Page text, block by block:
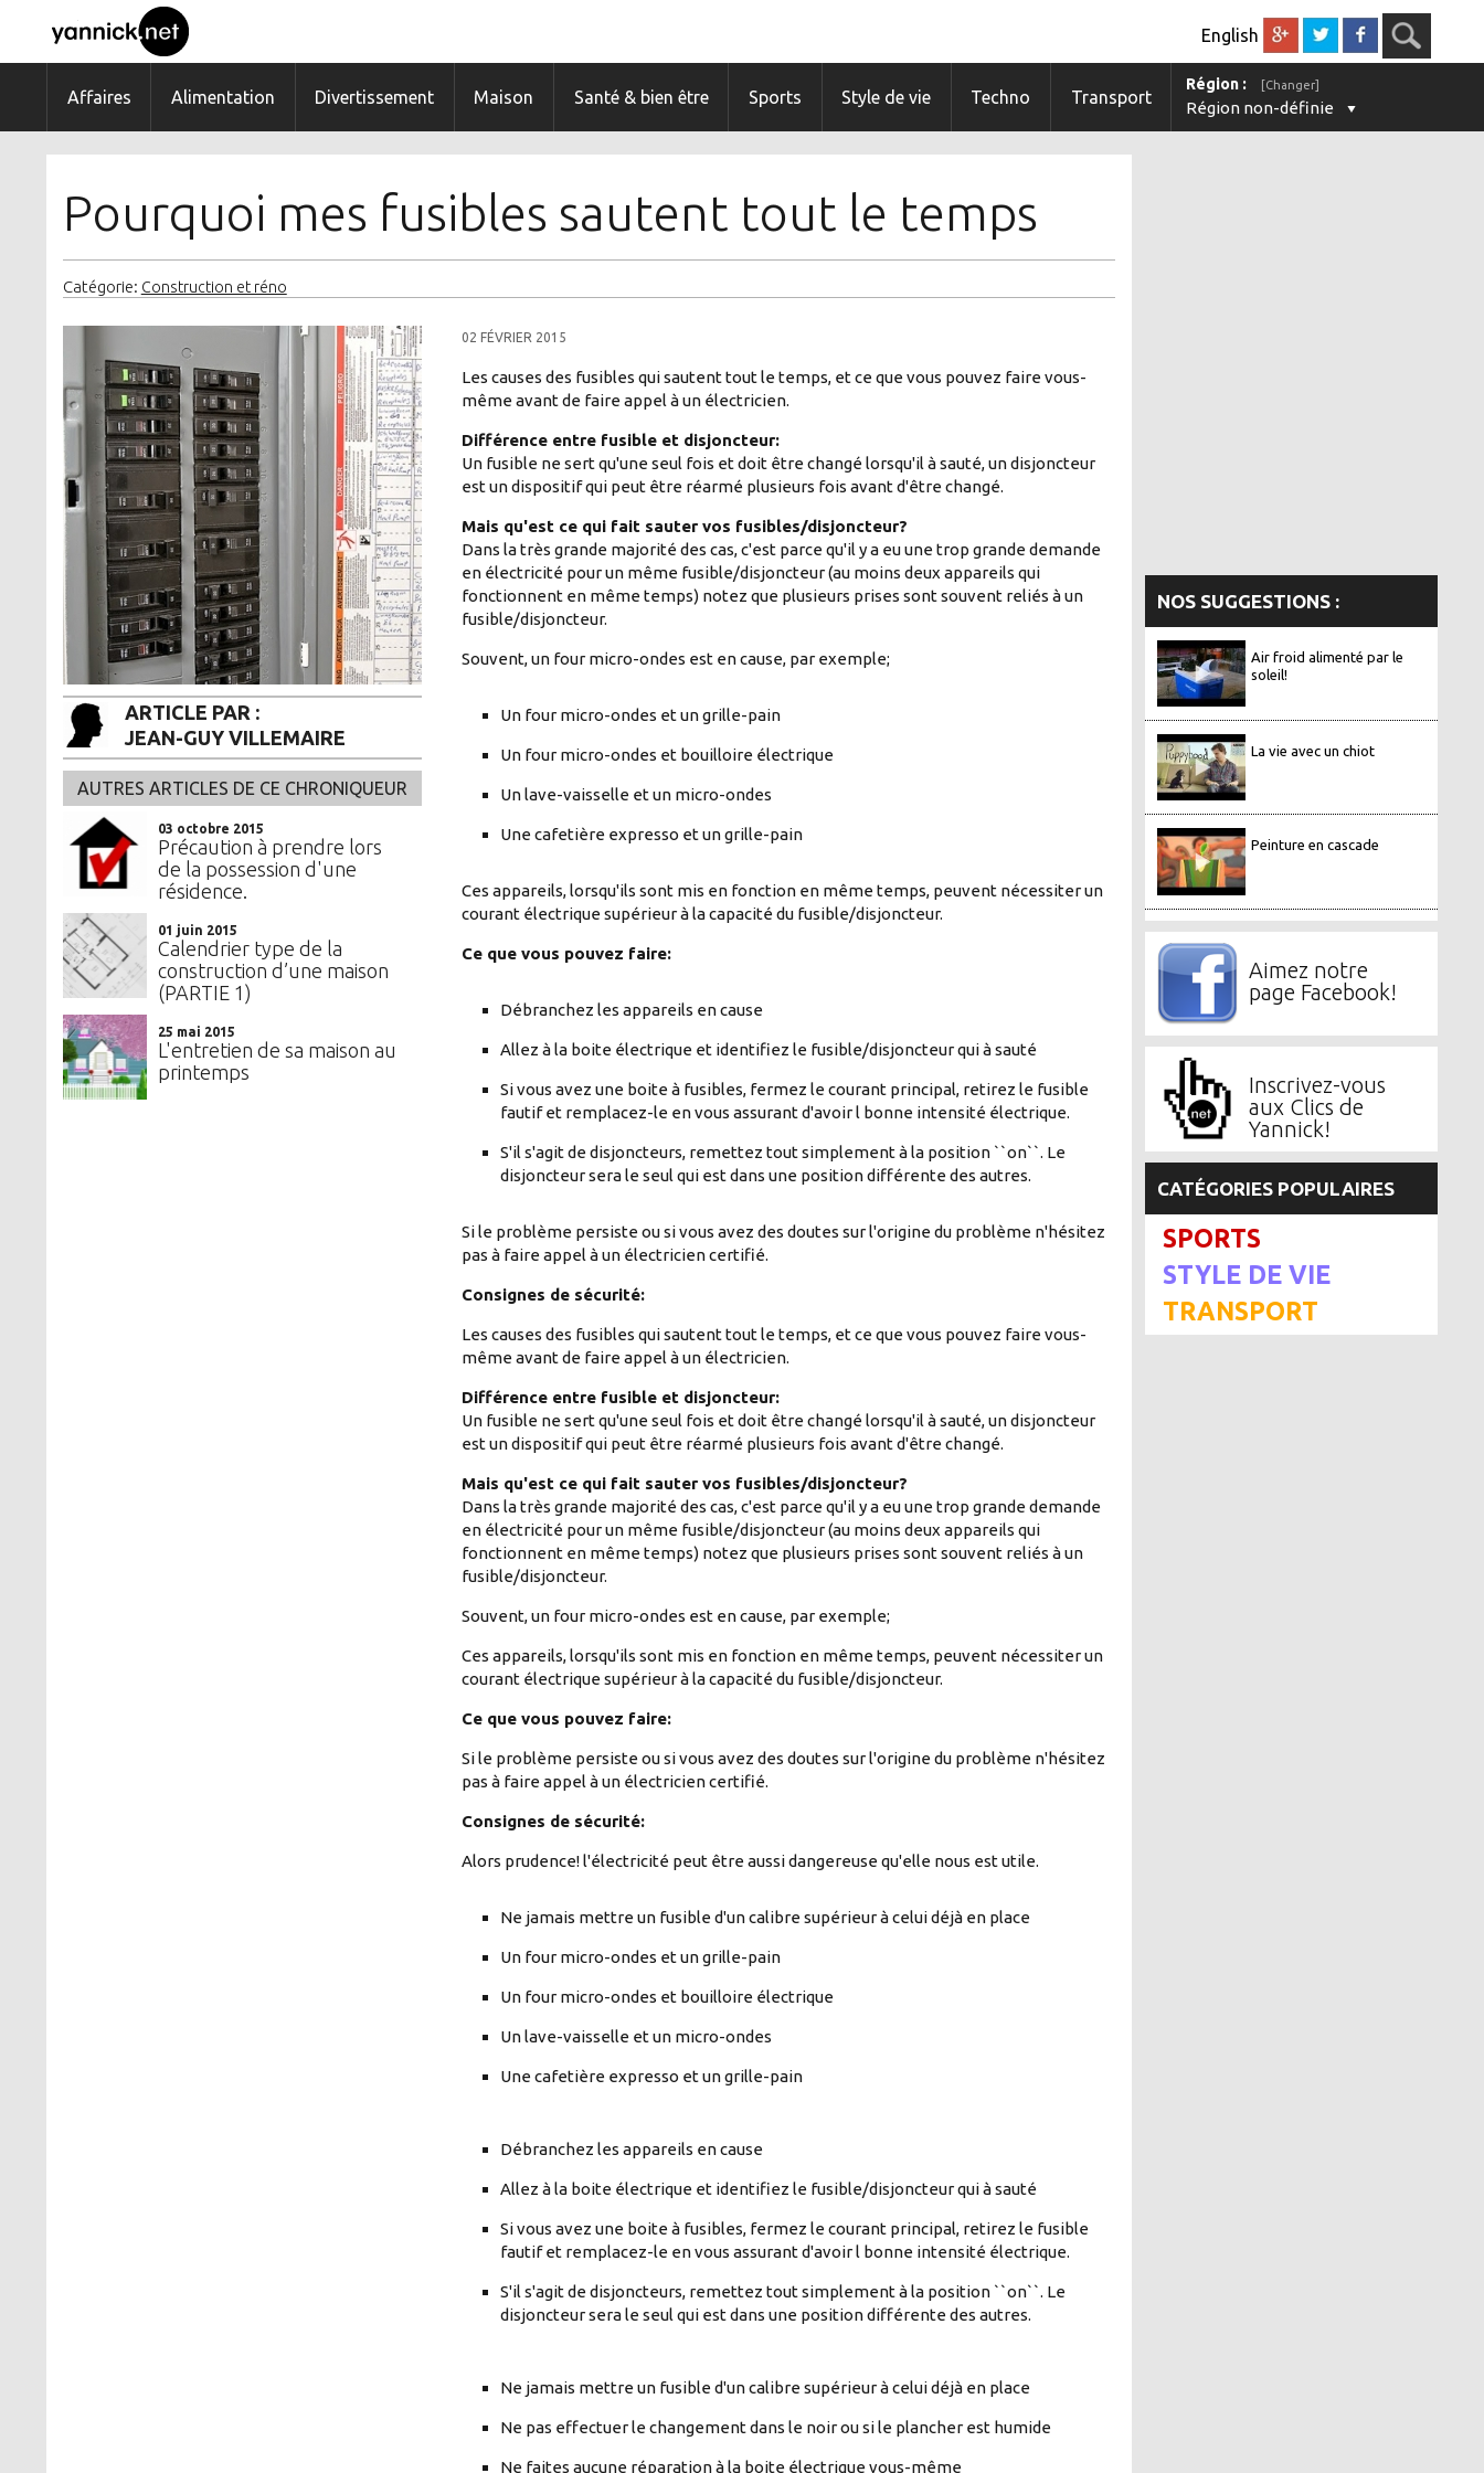
English
Affaires Alimentation Divertissement Maison Santé & bien être Sports Style de vie Techno Transport
Région : [Changer]
Région non-définie
Pourquoi mes fusibles sautent tout le temps
Catégorie: Construction et réno
ARTICLE PAR :
JEAN-GUY VILLEMAIRE
AUTRES ARTICLES DE CE CHRONIQUEUR
03 octobre 2015
Précaution à prendre lors
de la possession d'une
résidence.
01 juin 2015
Calendrier type de la
construction d’une maison
(PARTIE 1)
25 mai 2015
L'entretien de sa maison au
printemps
02 FÉVRIER 2015
Les causes des fusibles qui sautent tout le temps, et ce que vous pouvez faire vous-
même avant de faire appel à un électricien.
Différence entre fusible et disjoncteur:
Un fusible ne sert qu'une seul fois et doit être changé lorsqu'il à sauté, un disjoncteur
est un dispositif qui peut être réarmé plusieurs fois avant d'être changé.
Mais qu'est ce qui fait sauter vos fusibles/disjoncteur?
Dans la très grande majorité des cas, c'est parce qu'il y a eu une trop grande demande
en électricité pour un même fusible/disjoncteur (au moins deux appareils qui
fonctionnent en même temps) notez que plusieurs prises sont souvent reliés à un
fusible/disjoncteur.
Souvent, un four micro-ondes est en cause, par exemple;
Un four micro-ondes et un grille-pain
Un four micro-ondes et bouilloire électrique
Un lave-vaisselle et un micro-ondes
Une cafetière expresso et un grille-pain
Ces appareils, lorsqu'ils sont mis en fonction en même temps, peuvent nécessiter un
courant électrique supérieur à la capacité du fusible/disjoncteur.
Ce que vous pouvez faire:
Débranchez les appareils en cause
Allez à la boite électrique et identifiez le fusible/disjoncteur qui à sauté
Si vous avez une boite à fusibles, fermez le courant principal, retirez le fusible
fautif et remplacez-le en vous assurant d'avoir l bonne intensité électrique.
S'il s'agit de disjoncteurs, remettez tout simplement à la position ``on``. Le
disjoncteur sera le seul qui est dans une position différente des autres.
Si le problème persiste ou si vous avez des doutes sur l'origine du problème n'hésitez
pas à faire appel à un électricien certifié.
Consignes de sécurité:
Les causes des fusibles qui sautent tout le temps, et ce que vous pouvez faire vous-
même avant de faire appel à un électricien.
Différence entre fusible et disjoncteur:
Un fusible ne sert qu'une seul fois et doit être changé lorsqu'il à sauté, un disjoncteur
est un dispositif qui peut être réarmé plusieurs fois avant d'être changé.
Mais qu'est ce qui fait sauter vos fusibles/disjoncteur?
Dans la très grande majorité des cas, c'est parce qu'il y a eu une trop grande demande
en électricité pour un même fusible/disjoncteur (au moins deux appareils qui
fonctionnent en même temps) notez que plusieurs prises sont souvent reliés à un
fusible/disjoncteur.
Souvent, un four micro-ondes est en cause, par exemple;
Ces appareils, lorsqu'ils sont mis en fonction en même temps, peuvent nécessiter un
courant électrique supérieur à la capacité du fusible/disjoncteur.
Ce que vous pouvez faire:
Si le problème persiste ou si vous avez des doutes sur l'origine du problème n'hésitez
pas à faire appel à un électricien certifié.
Consignes de sécurité:
Alors prudence! l'électricité peut être aussi dangereuse qu'elle nous est utile.
Ne jamais mettre un fusible d'un calibre supérieur à celui déjà en place
Un four micro-ondes et un grille-pain
Un four micro-ondes et bouilloire électrique
Un lave-vaisselle et un micro-ondes
Une cafetière expresso et un grille-pain
Débranchez les appareils en cause
Allez à la boite électrique et identifiez le fusible/disjoncteur qui à sauté
Si vous avez une boite à fusibles, fermez le courant principal, retirez le fusible
fautif et remplacez-le en vous assurant d'avoir l bonne intensité électrique.
S'il s'agit de disjoncteurs, remettez tout simplement à la position ``on``. Le
disjoncteur sera le seul qui est dans une position différente des autres.
Ne jamais mettre un fusible d'un calibre supérieur à celui déjà en place
Ne pas effectuer le changement dans le noir ou si le plancher est humide
Ne faites aucune réparation à la boite électrique vous-même
NOS SUGGESTIONS :
Air froid alimenté par le
soleil!
La vie avec un chiot
Peinture en cascade
Aimez notre
page Facebook!
Inscrivez-vous
aux Clics de
Yannick!
CATÉGORIES POPULAIRES
SPORTS
STYLE DE VIE
TRANSPORT